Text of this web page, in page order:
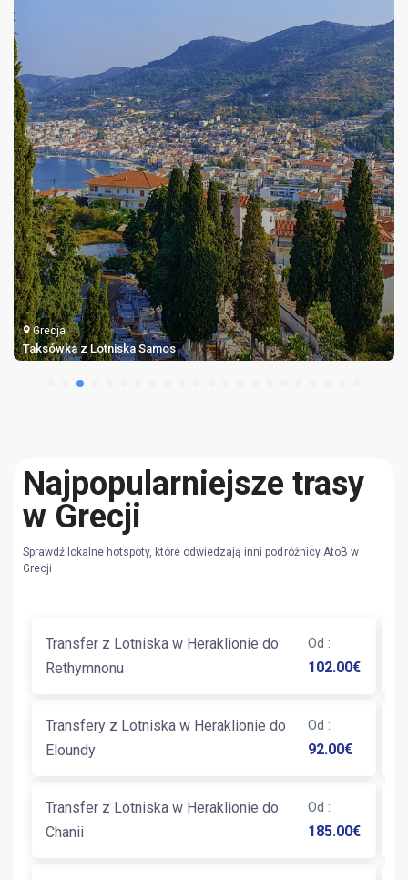
Grecja
Taksówka z Lotniska Samos
Najpopularniejsze trasy
w Grecji
Sprawdź lokalne hotspoty, które odwiedzają inni podróżnicy AtoB w
Grecji
Transfer z Lotniska w Heraklionie do
Rethymnonu
Od :
102.00€
Transfery z Lotniska w Heraklionie do
Eloundy
Od :
92.00€
Transfer z Lotniska w Heraklionie do
Chanii
Od :
185.00€